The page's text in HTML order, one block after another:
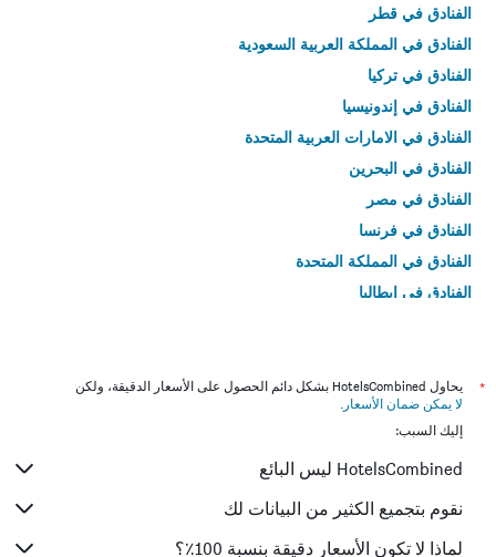
الفنادق في قطر
الفنادق في المملكة العربية السعودية
الفنادق في تركيا
الفنادق في إندونيسيا
الفنادق في الامارات العربية المتحدة
الفنادق في البحرين
الفنادق في مصر
الفنادق في فرنسا
الفنادق في المملكة المتحدة
الفنادق في إيطاليا
*
يحاول HotelsCombined بشكل دائم الحصول على الأسعار الدقيقة، ولكن
لا يمكن ضمان الأسعار .
إليك السبب:
HotelsCombined ليس البائع
نقوم بتجميع الكثير من البيانات لك
لماذا لا تكون الأسعار دقيقة بنسبة 100٪؟